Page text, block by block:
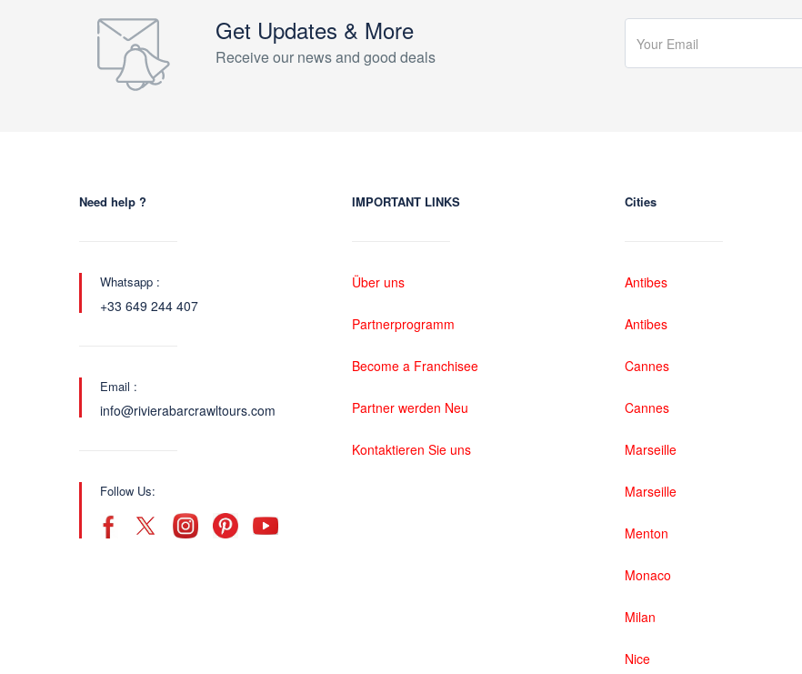
Get Updates & More
Receive our news and good deals
Need help ?
Whatsapp :
+33 649 244 407
Email :
info@rivierabarcrawltours.com
Follow Us:
IMPORTANT LINKS
Über uns
Partnerprogramm
Become a Franchisee
Partner werden Neu
Kontaktieren Sie uns
Cities
Antibes
Antibes
Cannes
Cannes
Marseille
Marseille
Menton
Monaco
Milan
Nice